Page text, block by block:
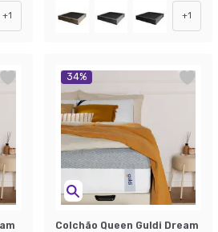
+1 +1
34%
Colchão Queen Guldi Dream